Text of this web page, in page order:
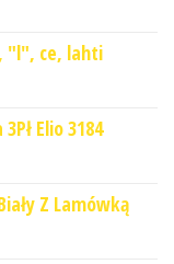
"l", ce, lahti
Elio 3184
Z Lamówką